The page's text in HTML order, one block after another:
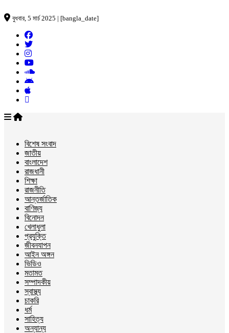
বুধবার, 5 মার্চ 2025 | [bangla_date]
বিশেষ সংবাদ
জাতীয়
বাংলাদেশ
রাজধানী
শিক্ষা
রাজনীতি
আন্তর্জাতিক
বাণিজ্য
বিনোদন
খেলাধুলা
প্রযুক্তি
জীবনযাপন
আইন অঙ্গন
ভিডিও
মতামত
সম্পাদকীয়
স্বাস্থ্য
চাকরি
ধর্ম
সাহিত্য
অন্যান্য